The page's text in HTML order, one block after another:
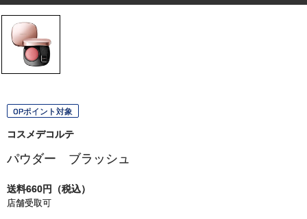
OPポイント対象
コスメデコルテ
パウダー ブラッシュ
送料660円（税込）
店舗受取可